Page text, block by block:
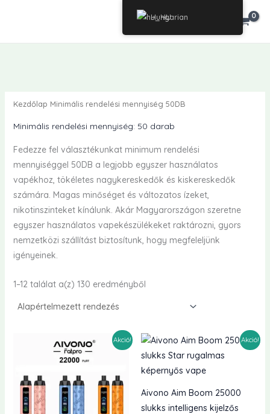
Kezdőlap Minimális rendelési mennyiség 50DB
Minimális rendelési mennyiség: 50 darab
Fedezze fel választékunkat minimum rendelési
mennyiséggel 50DB a legjobb egyszer használatos
vapékhoz, tökéletes nagykereskedők és kiskereskedők
számára. Magas minőséget és változatos ízeket,
nikotinszinteket kínálunk. Akár Magyarországon szeretne
egyszer használatos vapekészülékeket raktározni, gyors
nemzetközi szállítást biztosítunk, hogy megfeleljünk
igényeinek.
1–12 találat a(z) 130 eredményből
Akció! Akció!
Aivono Aim Boom 25000
slukks intelligens kijelzős
Hungarian